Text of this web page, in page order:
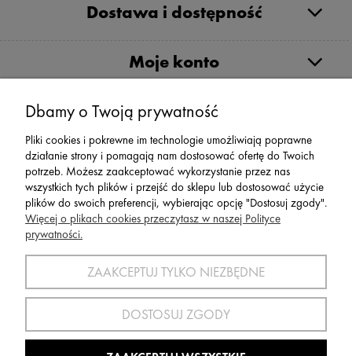
Dostawa i dostępność
Moje konto
Serwis
Zwroty,Reklamacje Wymiany
SPORT 2002 ||
dolnośląskie, NIP: 611-24-66-379 || E-
sport2002@onet.eutel:(75) 777 76 36
Wszelkie Prawa Zastrzeżone © 2022 Sport2002.pl
Wdrożenie:Agencja InteraktywnaDesignOrka|Sklep Shoper.pl
Dbamy o Twoją prywatność
Pliki cookies i pokrewne im technologie umożliwiają poprawne
działanie strony i pomagają nam dostosować ofertę do Twoich
potrzeb. Możesz zaakceptować wykorzystanie przez nas
wszystkich tych plików i przejść do sklepu lub dostosować użycie
plików do swoich preferencji, wybierając opcję "Dostosuj zgody".
Więcej o plikach cookies przeczytasz w naszej Polityce
prywatności.
ZAAKCEPTUJ TYLKO NIEZBĘDNE
DOSTOSUJ ZGODY